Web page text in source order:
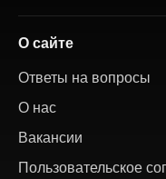
О сайте
Ответы на вопросы
О нас
Вакансии
Пользовательское